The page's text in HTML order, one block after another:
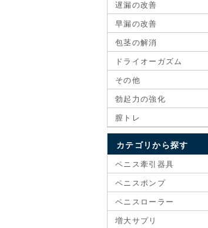
遅漏の改善
早漏の改善
包茎の解消
ドライオーガズム
その他
勃起力の強化
膣トレ
カテゴリから探す
ペニス牽引器具
ペニスポンプ
ペニスローラー
増大サプリ